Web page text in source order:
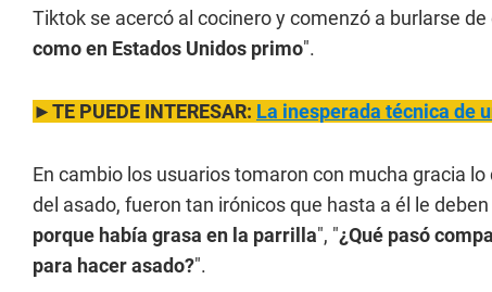
Tiktok se acercó al cocinero y comenzó a burlarse de
como en Estados Unidos primo".
►TE PUEDE INTERESAR: La inesperada técnica de
En cambio los usuarios tomaron con mucha gracia
del asado, fueron tan irónicos que hasta a él le
porque había grasa en la parrilla", "¿Qué pasó
para hacer asado?".